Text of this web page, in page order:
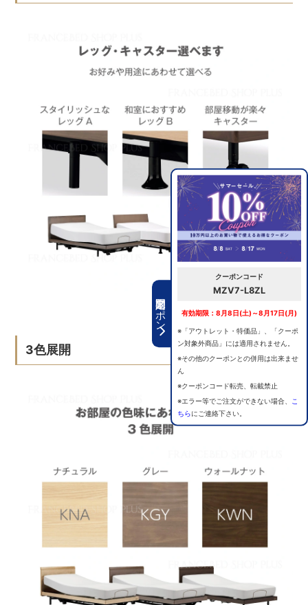
期間限定クーポン
クーポンコード
MZV7-L8ZL
有効期限：8月8日(土)～8月17日(月)
※「アウトレット・特価品」、「クーポ
ン対象外商品」には適用されません。
※その他のクーポンとの併用は出来ませ
ん
※クーポンコード転売、転載禁止
※エラー等でご注文ができない場合、
こ
ちらにご連絡下さい。
3色展開